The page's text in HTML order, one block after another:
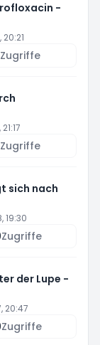
-
20:21
Zugriffe
Zugriffe
sich nach
19:30
Zugriffe
der Lupe -
20:47
Zugriffe